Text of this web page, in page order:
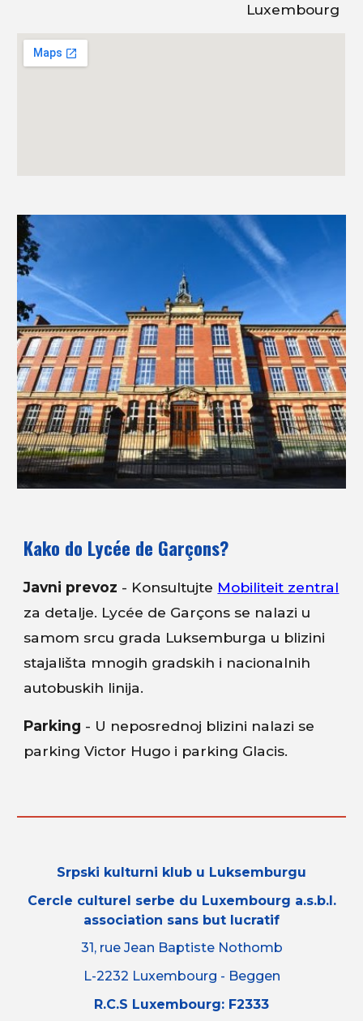
Luxembourg
Kako do Lycée de Garçons?
Javni prevoz - Konsultujte Mobiliteit zentral
za detalje. Lycée de Garçons se nalazi u
samom srcu grada Luksemburga u blizini
stajališta mnogih gradskih i nacionalnih
autobuskih linija.
Parking - U neposrednoj blizini nalazi se
parking Victor Hugo i parking Glacis.
Srpski kulturni klub u Luksemburgu
Cercle culturel serbe du Luxembourg a.s.b.l.
association sans but lucratif
31, rue Jean Baptiste Nothomb
L-2232 Luxembourg - Beggen
R.C.S Luxembourg: F2333